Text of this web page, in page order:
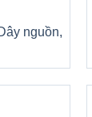
nguồn,